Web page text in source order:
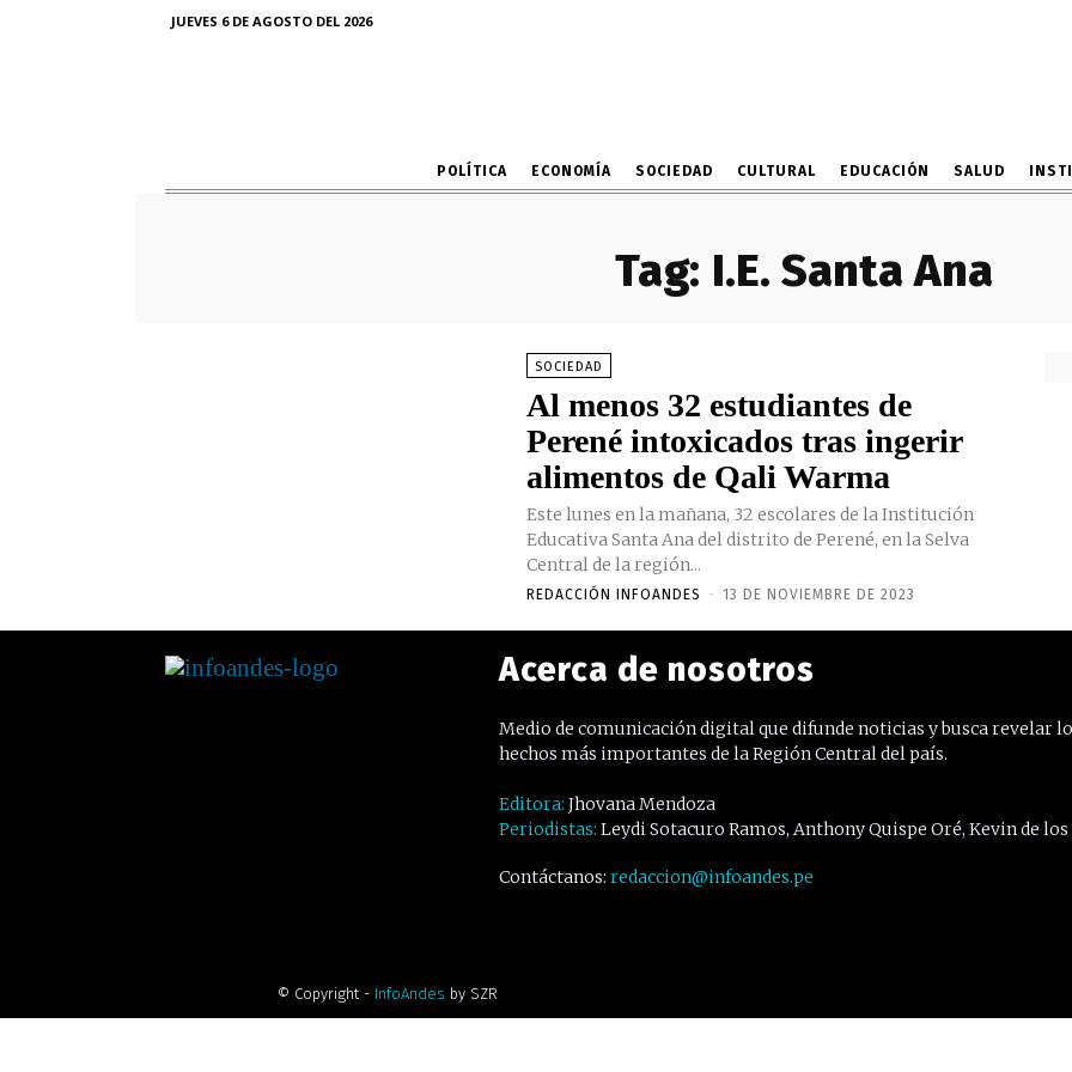
JUEVES 6 DE AGOSTO DEL 2026
POLÍTICA ECONOMÍA SOCIEDAD CULTURAL EDUCACIÓN SALUD
Tag: I.E. Santa Ana
SOCIEDAD
Al menos 32 estudiantes de
Perené intoxicados tras ingerir
alimentos de Qali Warma
Este lunes en la mañana, 32 escolares de la Institución
Educativa Santa Ana del distrito de Perené, en la Selva
Central de la región...
REDACCIÓN INFOANDES - 13 DE NOVIEMBRE DE 2023
Acerca de nosotros
Medio de comunicación digital que difunde noticias y busca revelar
hechos más importantes de la Región Central del país.
Editora: Jhovana Mendoza
Periodistas: Leydi Sotacuro Ramos, Anthony Quispe Oré, Kevin de los
Contáctanos: redaccion@infoandes.pe
© Copyright - InfoAndes by SZR